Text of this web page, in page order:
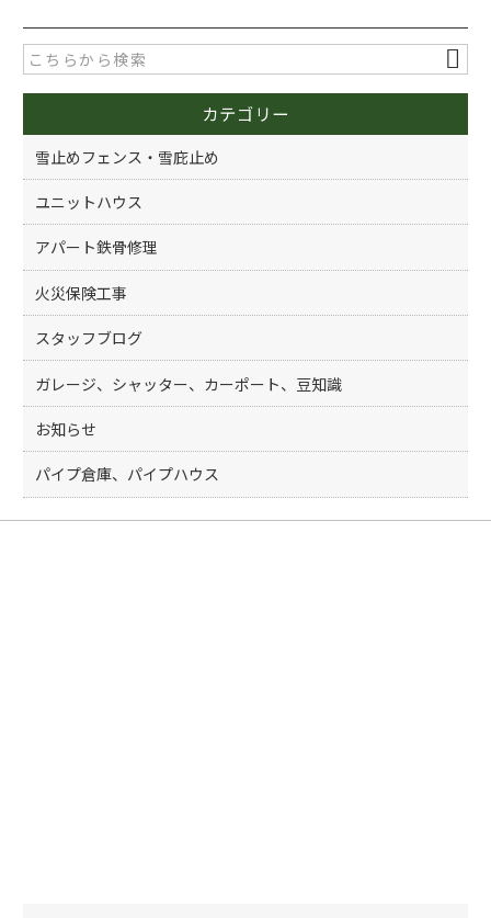
e
b
o
o
k
er
カテゴリー
雪止めフェンス・雪庇止め
ユニットハウス
アパート鉄骨修理
火災保険工事
スタッフブログ
ガレージ、シャッター、カーポート、豆知識
お知らせ
パイプ倉庫、パイプハウス